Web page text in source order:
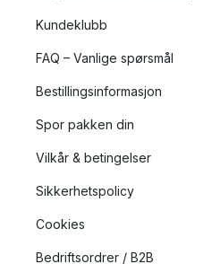
Kundeklubb
FAQ – Vanlige spørsmål
Bestillingsinformasjon
Spor pakken din
Vilkår & betingelser
Sikkerhetspolicy
Cookies
Bedriftsordrer / B2B